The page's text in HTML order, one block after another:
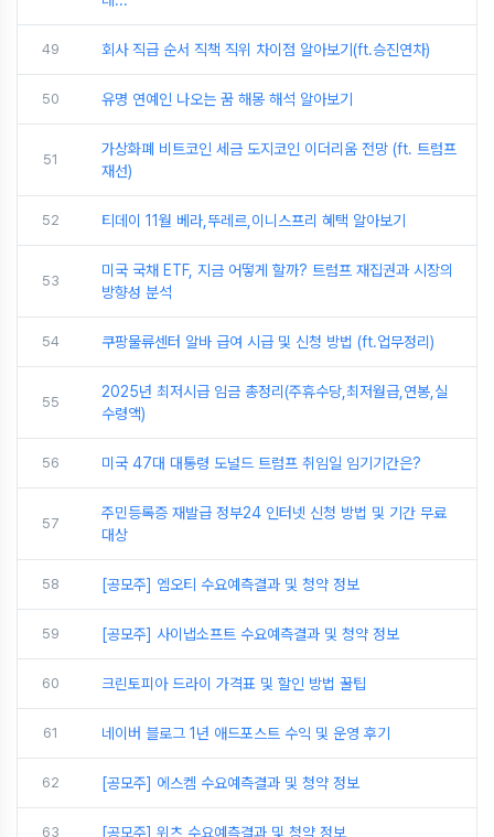
49 회사 직급 순서 직책 직위 차이점 알아보기(ft.승진연차)
50 유명 연예인 나오는 꿈 해몽 해석 알아보기
51
가상화폐 비트코인 세금 도지코인 이더리움 전망 (ft. 트럼프
재선)
52 티데이 11월 베라,뚜레르,이니스프리 혜택 알아보기
53
미국 국채 ETF, 지금 어떻게 할까? 트럼프 재집권과 시장의
방향성 분석
54 쿠팡물류센터 알바 급여 시급 및 신청 방법 (ft.업무정리)
55
2025년 최저시급 임금 총정리(주휴수당,최저월급,연봉,실
수령액)
56 미국 47대 대통령 도널드 트럼프 취임일 임기기간은?
57
주민등록증 재발급 정부24 인터넷 신청 방법 및 기간 무료
대상
58 [공모주] 엠오티 수요예측결과 및 청약 정보
59 [공모주] 사이냅소프트 수요예측결과 및 청약 정보
60 크린토피아 드라이 가격표 및 할인 방법 꿀팁
61 네이버 블로그 1년 애드포스트 수익 및 운영 후기
62 [공모주] 에스켐 수요예측결과 및 청약 정보
63 [공모주] 위츠 수요예측결과 및 청약 정보